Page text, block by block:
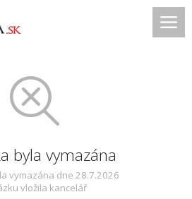
byla vymazána
vymazána dne 28.7.2026
vložila kancelář